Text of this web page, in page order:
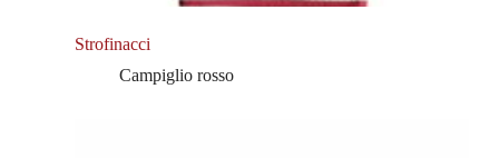
Strofinacci
Campiglio rosso